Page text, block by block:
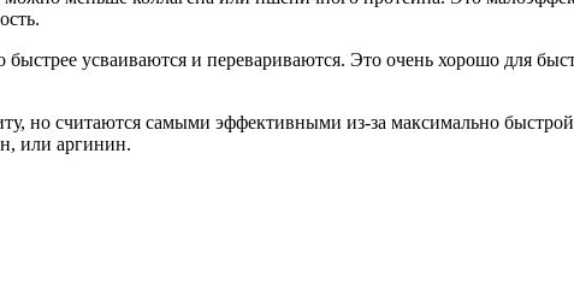
быстрее усваиваются и перевариваются. Это очень хорошо для
, но считаются самыми эффективными из-за максимально
или аргинин.